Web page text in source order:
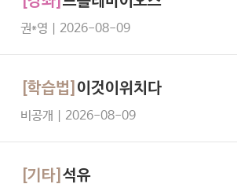
권*영 | 2026-08-09
[학습법] 이것이위치다
비공개 | 2026-08-09
[기타] 석유